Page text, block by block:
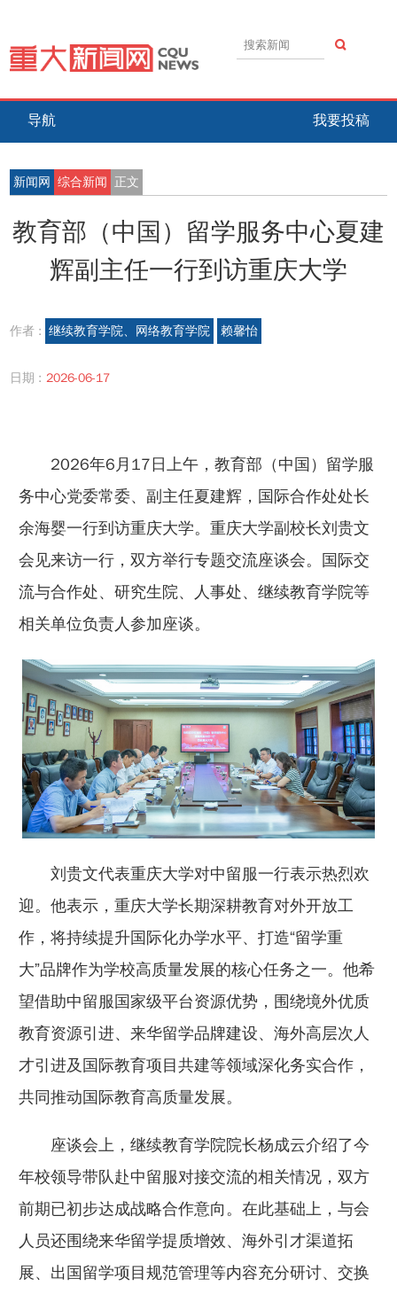
导航 我要投稿
新闻网 综合新闻 正文
教育部（中国）留学服务中心夏建
辉副主任一行到访重庆大学
作者 : 继续教育学院、网络教育学院 赖馨怡
日期 : 2026-06-17
2026年6月17日上午，教育部（中国）留学服
务中心党委常委、副主任夏建辉，国际合作处处长
余海婴一行到访重庆大学。重庆大学副校长刘贵文
会见来访一行，双方举行专题交流座谈会。国际交
流与合作处、研究生院、人事处、继续教育学院等
相关单位负责人参加座谈。
刘贵文代表重庆大学对中留服一行表示热烈欢
迎。他表示，重庆大学长期深耕教育对外开放工
作，将持续提升国际化办学水平、打造“留学重
大”品牌作为学校高质量发展的核心任务之一。他希
望借助中留服国家级平台资源优势，围绕境外优质
教育资源引进、来华留学品牌建设、海外高层次人
才引进及国际教育项目共建等领域深化务实合作，
共同推动国际教育高质量发展。
座谈会上，继续教育学院院长杨成云介绍了今
年校领导带队赴中留服对接交流的相关情况，双方
前期已初步达成战略合作意向。在此基础上，与会
人员还围绕来华留学提质增效、海外引才渠道拓
展、出国留学项目规范管理等内容充分研讨、交换